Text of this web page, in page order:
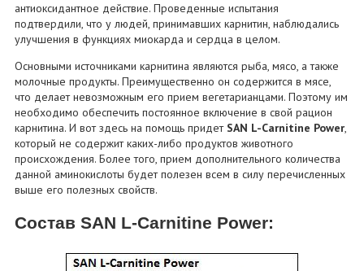
антиоксидантное действие. Проведенные испытания
подтвердили, что у людей, принимавших карнитин, наблюдались
улучшения в функциях миокарда и сердца в целом.
Основными источниками карнитина являются рыба, мясо, а также
молочные продукты. Преимущественно он содержится в мясе,
что делает невозможным его прием вегетарианцами. Поэтому им
необходимо обеспечить постоянное включение в свой рацион
карнитина. И вот здесь на помощь придет SAN L-Carnitine Power,
который не содержит каких-либо продуктов животного
происхождения. Более того, прием дополнительного количества
данной аминокислоты будет полезен всем в силу перечисленных
выше его полезных свойств.
Состав SAN L-Carnitine Power: